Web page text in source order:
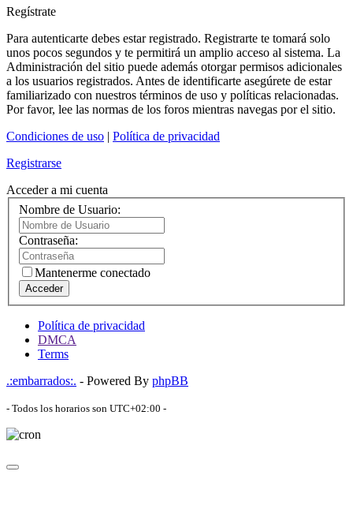
Regístrate
Para autenticarte debes estar registrado. Registrarte te tomará solo
unos pocos segundos y te permitirá un amplio acceso al sistema. La
Administración del sitio puede además otorgar permisos adicionales
a los usuarios registrados. Antes de identificarte asegúrete de estar
familiarizado con nuestros términos de uso y políticas relacionadas.
Por favor, lee las normas de los foros mientras navegas por el sitio.
Condiciones de uso | Política de privacidad
Registrarse
Acceder a mi cuenta
Nombre de Usuario:
Contraseña:
Mantenerme conectado
Acceder
Política de privacidad
DMCA
Terms
.:embarrados:. - Powered By phpBB
- Todos los horarios son UTC+02:00 -